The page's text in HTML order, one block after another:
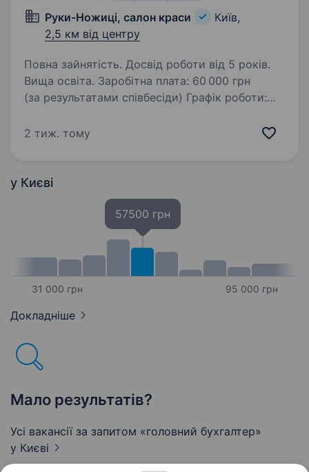
Руки-Ножиці, салон краси
Київ,
2,5 км від центру
Повна зайнятість. Досвід роботи від 5 років.
Вища освіта. Заробітна плата: 60 000 грн
(за результатами співбесіди) Графік роботи:
приоритет, або оброворимо на співбеседі
2 тиж. тому
у Києві
31 000 грн
57500 грн
95 000 грн
Докладніше
Мало результатів?
Усі вакансії за запитом «головний бухгалтер»
у Києві